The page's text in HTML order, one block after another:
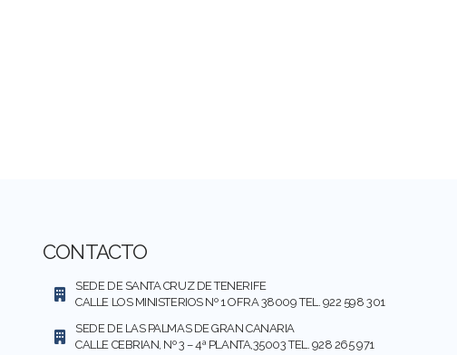
CONTACTO
SEDE DE SANTA CRUZ DE TENERIFE
CALLE LOS MINISTERIOS Nº 1 OFRA 38009 TEL. 922 598 301
SEDE DE LAS PALMAS DE GRAN CANARIA
CALLE CEBRIAN, Nº 3 – 4ª PLANTA,35003 TEL. 928 265 971